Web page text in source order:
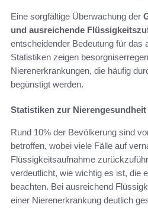
Eine sorgfältige Überwachung der
und ausreichende
entscheidender Bedeutung für das
Statistiken zeigen
Nierenerkrankungen, die häufig
begünstigt werden.
Statistiken zur Nierengesundheit
Rund 10% der Bevölkerung sind
betroffen, wobei viele Fälle auf
Flüssigkeitsaufnahme
verdeutlicht, wie wichtig es ist, die
beachten. Bei ausreichend
einer Nierenerkrankung deutlich